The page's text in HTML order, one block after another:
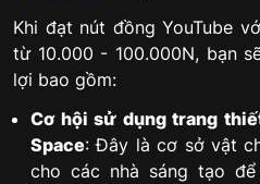
Khi đạt nút đồng YouTube
từ 10.000 - 100.000N, bạn
lợi bao gồm:
Cơ hội sử dụng trang
Space: Đây là cơ sở vật
cho các nhà sáng tạo